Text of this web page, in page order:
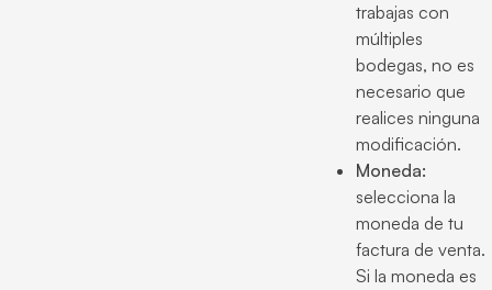
trabajas con
múltiples
bodegas, no es
necesario que
realices ninguna
modificación.
Moneda:
selecciona la
moneda de tu
factura de venta.
Si la moneda es